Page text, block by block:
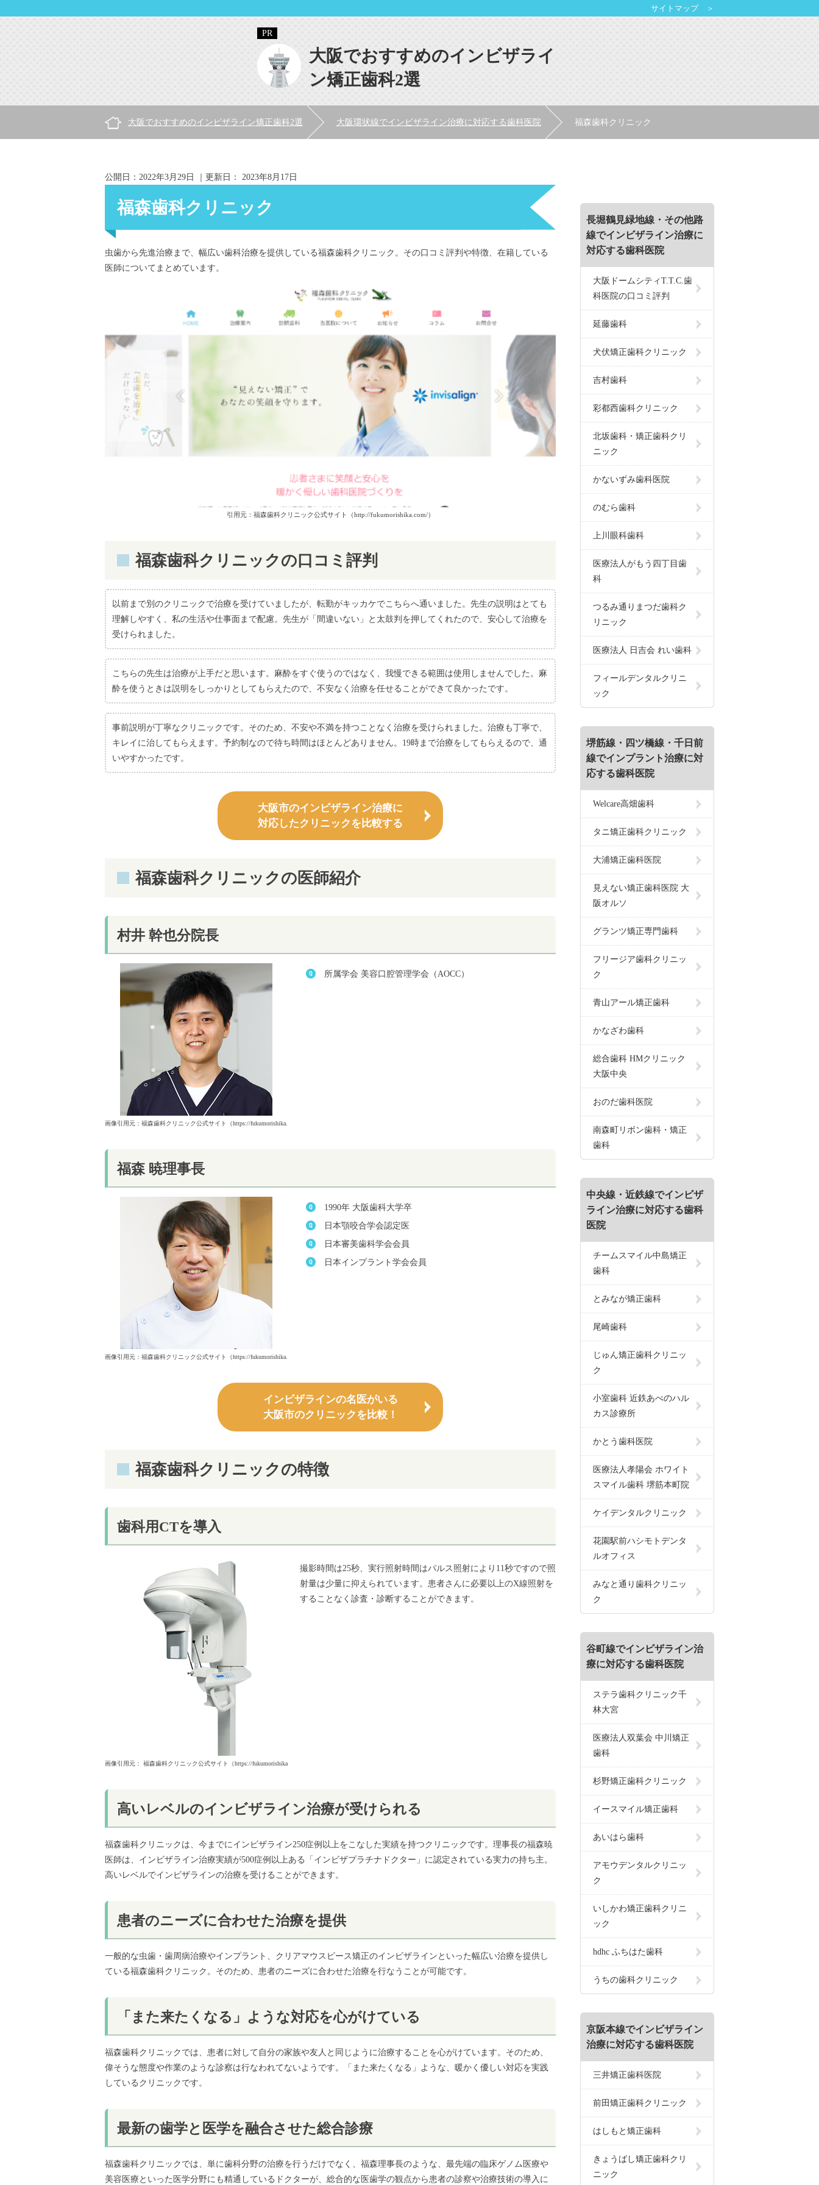
大阪でおすすめのインビザライ
ン矯正歯科2選
サイトマップ ＞
大阪でおすすめのインビザライン矯正歯科2選 大阪環状線でインビザライン治療に対応する歯科医院 福森歯科クリニック
公開日： 2022年3月29日 ｜更新日： 2023年8月17日
福森歯科クリニック
虫歯から先進治療まで、幅広い歯科治療を提供している福森歯科クリニック。その口コミ評判や特徴、在籍している
医師についてまとめています。
引用元：福森歯科クリニック公式サイト（http://fukumorishika.com/）
福森歯科クリニックの口コミ評判
以前まで別のクリニックで治療を受けていましたが、転勤がキッカケでこちらへ通いました。先生の説明はとても
理解しやすく、私の生活や仕事面まで配慮。先生が「間違いない」と太鼓判を押してくれたので、安心して治療を
受けられました。
こちらの先生は治療が上手だと思います。麻酔をすぐ使うのではなく、我慢できる範囲は使用しませんでした。麻
酔を使うときは説明をしっかりとしてもらえたので、不安なく治療を任せることができて良かったです。
事前説明が丁寧なクリニックです。そのため、不安や不満を持つことなく治療を受けられました。治療も丁寧で、
キレイに治してもらえます。予約制なので待ち時間はほとんどありません。19時まで治療をしてもらえるので、通
いやすかったです。
大阪市のインビザライン治療に
対応したクリニックを比較する
福森歯科クリニックの医師紹介
村井 幹也分院長
画像引用元：福森歯科クリニック公式サイト（https://fukumorishika.com/about.html）
所属学会 美容口腔管理学会（AOCC）
福森 暁理事長
画像引用元：福森歯科クリニック公式サイト（https://fukumorishika.com/about.html）
1990年 大阪歯科大学卒
日本顎咬合学会認定医
日本審美歯科学会会員
日本インプラント学会会員
インビザラインの名医がいる
大阪市のクリニックを比較！
福森歯科クリニックの特徴
歯科用CTを導入
画像引用元： 福森歯科クリニック公式サイト（https://fukumorishika.com/index）
撮影時間は25秒、実行照射時間はパルス照射により11秒ですので照
射量は少量に抑えられています。患者さんに必要以上のX線照射を
することなく診査・診断することができます。
高いレベルのインビザライン治療が受けられる
福森歯科クリニックは、今までにインビザライン250症例以上をこなした実績を持つクリニックです。理事長の福森暁
医師は、インビザライン治療実績が500症例以上ある「インビザプラチナドクター」に認定されている実力の持ち主。
高いレベルでインビザラインの治療を受けることができます。
患者のニーズに合わせた治療を提供
一般的な虫歯・歯周病治療やインプラント、クリアマウスピース矯正のインビザラインといった幅広い治療を提供し
ている福森歯科クリニック。そのため、患者のニーズに合わせた治療を行なうことが可能です。
「また来たくなる」ような対応を心がけている
福森歯科クリニックでは、患者に対して自分の家族や友人と同じように治療することを心がけています。そのため、
偉そうな態度や作業のような診察は行なわれてないようです。「また来たくなる」ような、暖かく優しい対応を実践
しているクリニックです。
最新の歯学と医学を融合させた総合診療
福森歯科クリニックでは、単に歯科分野の治療を行うだけでなく、福森理事長のような、最先端の臨床ゲノム医療や
美容医療といった医学分野にも精通しているドクターが、総合的な医歯学の観点から患者の診察や治療技術の導入に
長堀鶴見緑地線・その他路
線でインビザライン治療に
対応する歯科医院
大阪ドームシティT.T.C.歯
科医院の口コミ評判
延藤歯科
犬伏矯正歯科クリニック
吉村歯科
彩都西歯科クリニック
北坂歯科・矯正歯科クリ
ニック
かないずみ歯科医院
のむら歯科
上川眼科歯科
医療法人がもう四丁目歯
科
つるみ通りまつだ歯科ク
リニック
医療法人 日吉会 れい歯科
フィールデンタルクリニ
ック
堺筋線・四ツ橋線・千日前
線でインプラント治療に対
応する歯科医院
Welcare高畑歯科
タニ矯正歯科クリニック
大浦矯正歯科医院
見えない矯正歯科医院 大
阪オルソ
グランツ矯正専門歯科
フリージア歯科クリニッ
ク
青山アール矯正歯科
かなざわ歯科
総合歯科 HMクリニック
大阪中央
おのだ歯科医院
南森町リボン歯科・矯正
歯科
中央線・近鉄線でインビザ
ライン治療に対応する歯科
医院
チームスマイル中島矯正
歯科
とみなが矯正歯科
尾崎歯科
じゅん矯正歯科クリニッ
ク
小室歯科 近鉄あべのハル
カス診療所
かとう歯科医院
医療法人孝陽会 ホワイト
スマイル歯科 堺筋本町院
ケイデンタルクリニック
花園駅前ハシモトデンタ
ルオフィス
みなと通り歯科クリニッ
ク
谷町線でインビザライン治
療に対応する歯科医院
ステラ歯科クリニック千
林大宮
医療法人双葉会 中川矯正
歯科
杉野矯正歯科クリニック
イースマイル矯正歯科
あいはら歯科
アモウデンタルクリニッ
ク
いしかわ矯正歯科クリニ
ック
hdhc ふちはた歯科
うちの歯科クリニック
京阪本線でインビザライン
治療に対応する歯科医院
三井矯正歯科医院
前田矯正歯科クリニック
はしもと矯正歯科
きょうばし矯正歯科クリ
ニック